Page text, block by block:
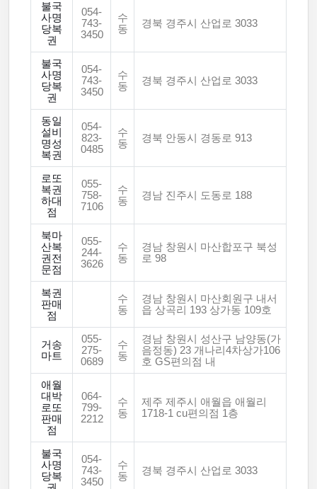
불국
사명
당복
권
054-
743-
3450
수
동
경북 경주시 산업로 3033
불국
사명
당복
권
054-
743-
3450
수
동
경북 경주시 산업로 3033
동일
설비
명성
복권
054-
823-
0485
수
동
경북 안동시 경동로 913
로또
복권
하대
점
055-
758-
7106
수
동
경남 진주시 도동로 188
북마
산복
권전
문점
055-
244-
3626
수
동
경남 창원시 마산합포구 북성
로 98
복권
판매
점
수
동
경남 창원시 마산회원구 내서
읍 상곡리 193 상가동 109호
거송
마트
055-
275-
0689
수
동
경남 창원시 성산구 남양동(가
음정동) 23 개나리4차상가106
호 GS편의점 내
애월
대박
로또
판매
점
064-
799-
2212
수
동
제주 제주시 애월읍 애월리
1718-1 cu편의점 1층
불국
사명
당복
054-
743-
3450
수
동
경북 경주시 산업로 3033